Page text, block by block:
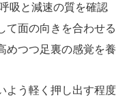
吸と減速の質を確認
て面の向きを合わせる
めつつ足裏の感覚を養
よう軽く押し出す程度